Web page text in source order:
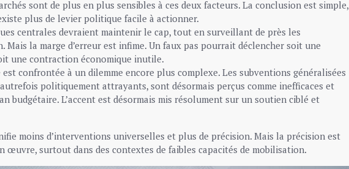
sont de plus en plus sensibles à ces deux facteurs. La conclusion est simple,
plus de levier politique facile à actionner.
centrales devraient maintenir le cap, tout en surveillant de près les
Mais la marge d’erreur est infime. Un faux pas pourrait déclencher soit une
une contraction économique inutile.
confrontée à un dilemme encore plus complexe. Les subventions généralisées
politiquement attrayants, sont désormais perçus comme inefficaces et
budgétaire. L’accent est désormais mis résolument sur un soutien ciblé et
moins d’interventions universelles et plus de précision. Mais la précision est
œuvre, surtout dans des contextes de faibles capacités de mobilisation.